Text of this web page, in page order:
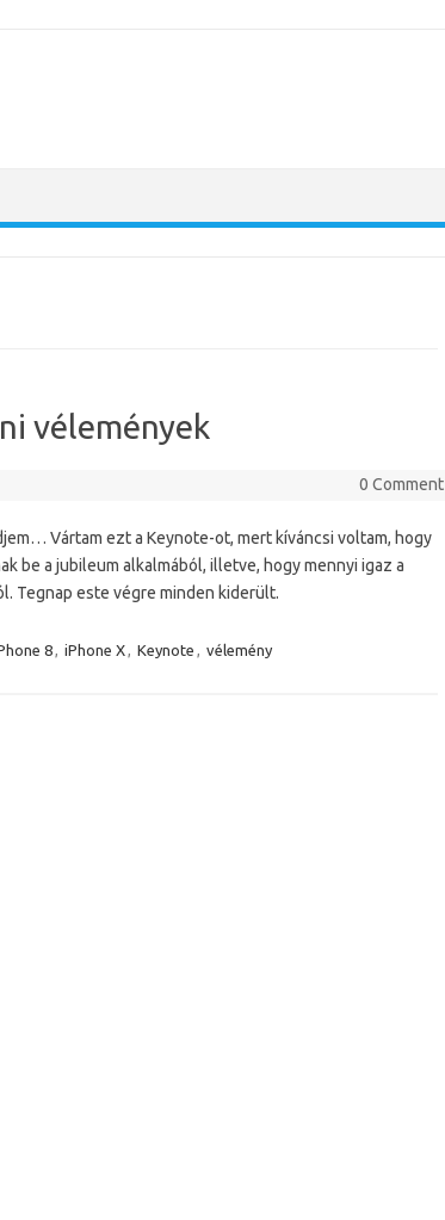
vélemények
0 Comment
Vártam ezt a Keynote-ot, mert kíváncsi voltam, hogy
be a jubileum alkalmából, illetve, hogy mennyi igaz a
Tegnap este végre minden kiderült.
8, iPhone X, Keynote , vélemény